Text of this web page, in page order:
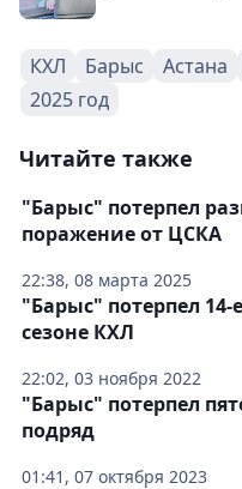
КХЛ Барыс Астана
2025 год
Читайте также
22:38, 08 марта 2025
"Барыс" потерпел
поражение от ЦСКА
22:02, 03 ноября 2022
"Барыс" потерпел
сезоне КХЛ
01:41, 07 октября 2023
"Барыс" потерпел
подряд